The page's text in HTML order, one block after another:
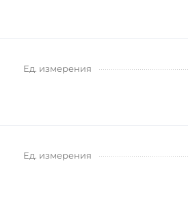
Ед. измерения
Ед. измерения